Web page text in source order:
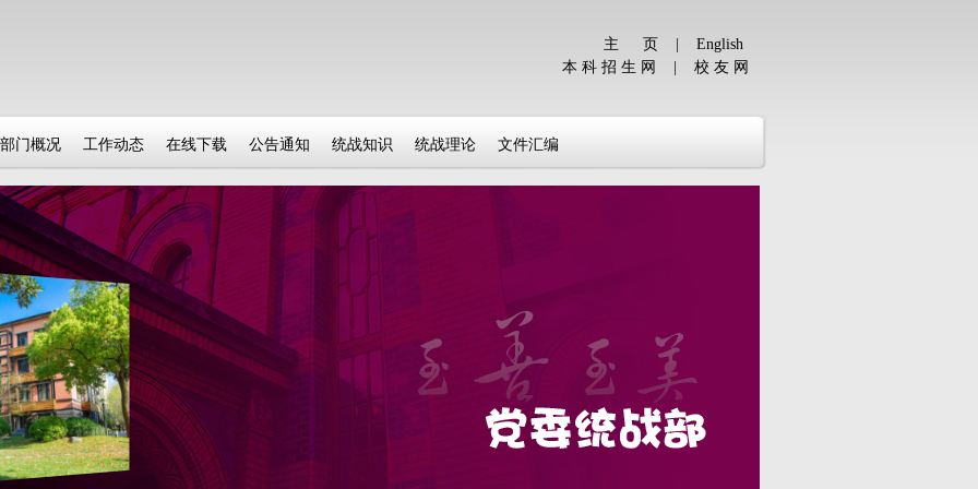
主 页
English
本 科 招 生 网
校 友 网
部门概况 工作动态 在线下载 公告通知 统战知识 统战理论 文件汇编